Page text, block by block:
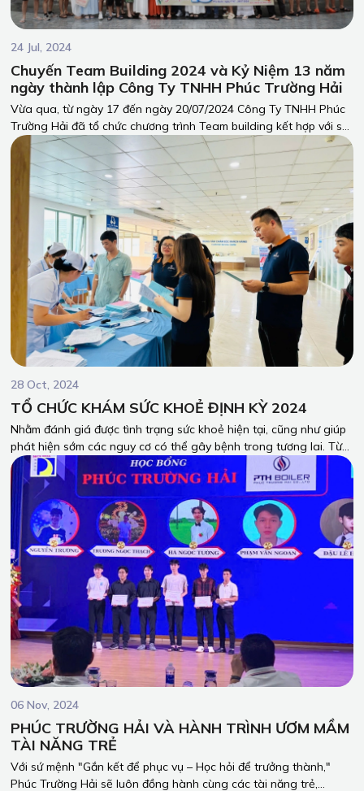
24 Jul, 2024
Chuyến Team Building 2024 và Kỷ Niệm 13 năm
ngày thành lập Công Ty TNHH Phúc Trường Hải
Vừa qua, từ ngày 17 đến ngày 20/07/2024 Công Ty TNHH Phúc
Trường Hải đã tổ chức chương trình Team building kết hợp với sự
kiện kỷ niệm 13 năm ngày thành lập công ty tại Phú Quốc - một
trong những hòn đảo xinh đẹp và nổi tiếng nhất Việt Nam.
Chuyến đi đã mang đến nhiều trải nghiệm đáng nhớ và đầy ý
nghĩa cho toàn thể nhân viên.
28 Oct, 2024
TỔ CHỨC KHÁM SỨC KHOẺ ĐỊNH KỲ 2024
Nhằm đánh giá được tình trạng sức khoẻ hiện tại, cũng như giúp
phát hiện sớm các nguy cơ có thể gây bệnh trong tương lai. Từ
đó giúp người lao động có kế hoạch cho việc chăm sóc sức khoẻ
bản thân và yên tâm công tác. Ngày 25/10/2024 vừa qua, PTH
Boiler đã tổ chức Khám sức khoẻ định kỳ cho toàn bộ người lao
động tại Bệnh Viện Đa Khoa Đồng Nai 2.
06 Nov, 2024
PHÚC TRƯỜNG HẢI VÀ HÀNH TRÌNH ƯƠM MẦM
TÀI NĂNG TRẺ
Với sứ mệnh "Gắn kết để phục vụ – Học hỏi để trưởng thành,"
Phúc Trường Hải sẽ luôn đồng hành cùng các tài năng trẻ,